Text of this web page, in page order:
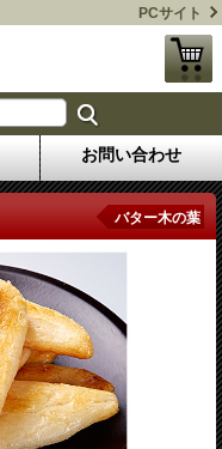
PCサイト
お問い合わせ
バター木の葉